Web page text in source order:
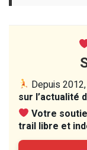
Depuis 2012,
sur l’actualité
Votre
trail libre et